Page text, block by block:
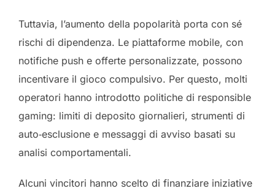
Tuttavia, l’aumento della popolarità porta con sé
rischi di dipendenza. Le piattaforme mobile, con
notifiche push e offerte personalizzate, possono
incentivare il gioco compulsivo. Per questo, molti
operatori hanno introdotto politiche di responsible
gaming: limiti di deposito giornalieri, strumenti di
auto‑esclusione e messaggi di avviso basati su
analisi comportamentali.
Alcuni vincitori hanno scelto di finanziare iniziative